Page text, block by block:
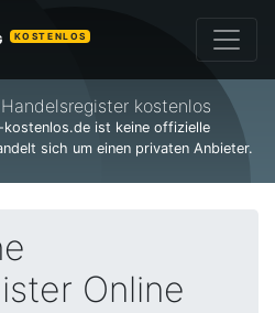
KOSTENLOS
kostenlos
ist keine offizielle
sich um einen privaten Anbieter.
Online